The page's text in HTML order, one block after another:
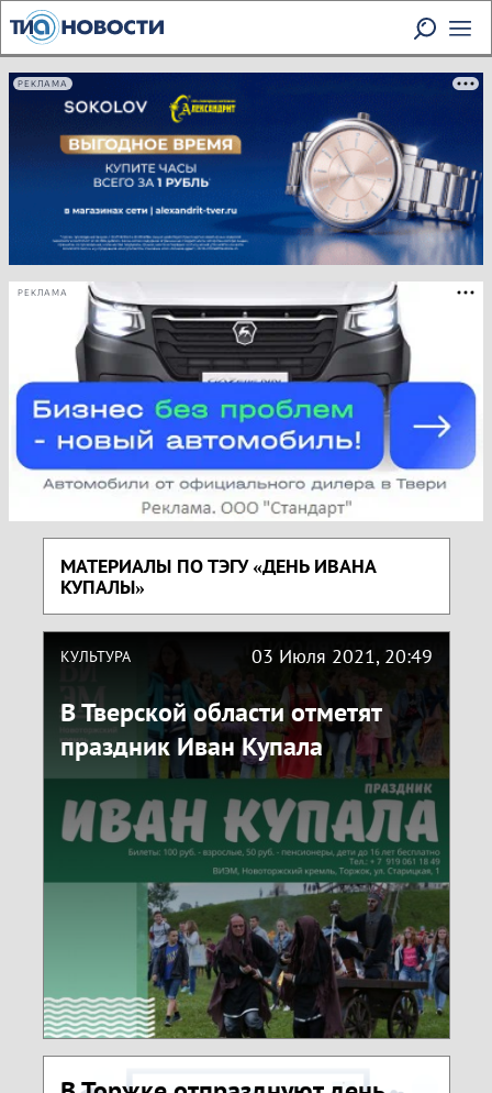
РЕКЛАМА
РЕКЛАМА
МАТЕРИАЛЫ ПО ТЭГУ «ДЕНЬ ИВАНА
КУПАЛЫ»
КУЛЬТУРА 03 Июля 2021, 20:49
В Тверской области отметят
праздник Иван Купала